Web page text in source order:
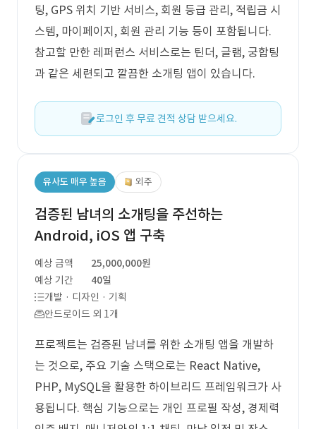
팅, GPS 위치 기반 서비스, 회원 등급 관리, 적립금 시
스템, 마이페이지, 회원 관리 기능 등이 포함됩니다.
참고할 만한 레퍼런스 서비스로는 틴더, 글램, 궁합팅
과 같은 세련되고 깔끔한 소개팅 앱이 있습니다.
로그인 후 무료 견적 상담 받으세요.
유사도 매우 높음 외주
검증된 남녀의 소개팅을 주선하는
Android, iOS 앱 구축
예상 금액
25,000,000원
예상 기간
40일
개발 · 디자인 · 기획
안드로이드 외 1개
프로젝트는 검증된 남녀를 위한 소개팅 앱을 개발하
는 것으로, 주요 기술 스택으로는 React Native,
PHP, MySQL을 활용한 하이브리드 프레임워크가 사
용됩니다. 핵심 기능으로는 개인 프로필 작성, 경제력